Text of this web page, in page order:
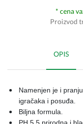
* cena
Proizvod
OPIS
Namenjen je i
igračaka i posuđa.
Biljna formula.